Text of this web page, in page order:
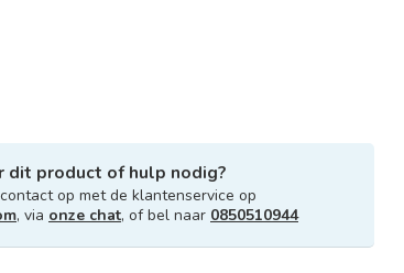
dit product of hulp nodig?
op met de klantenservice op
, via onze chat, of bel naar 0850510944